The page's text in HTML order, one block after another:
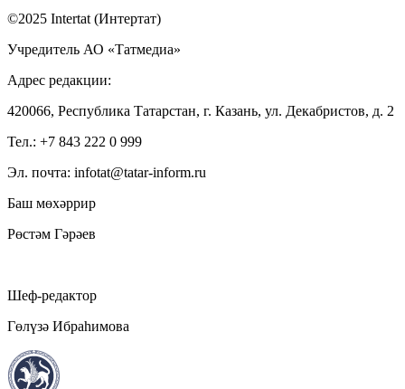
©2025 Intertat (Интертат)
Учредитель АО «Татмедиа»
Адрес редакции:
420066, Республика Татарстан, г. Казань, ул. Декабристов, д. 2
Тел.: +7 843 222 0 999
Эл. почта: infotat@tatar-inform.ru
Баш мөхәррир
Рөстәм Гәрәев
Шеф-редактор
Гөлүзә Ибраһимова